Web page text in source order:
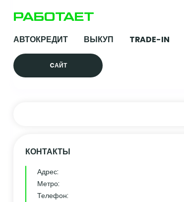
РАБОТАЕТ
АВТОКРЕДИТ ВЫКУП TRADE-IN
CАЙТ
КОНТАКТЫ
Адрес:
Метро:
Телефон: